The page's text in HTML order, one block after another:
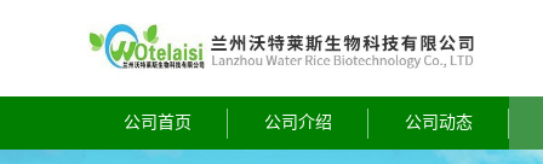
公司首页 公司介绍 公司动态